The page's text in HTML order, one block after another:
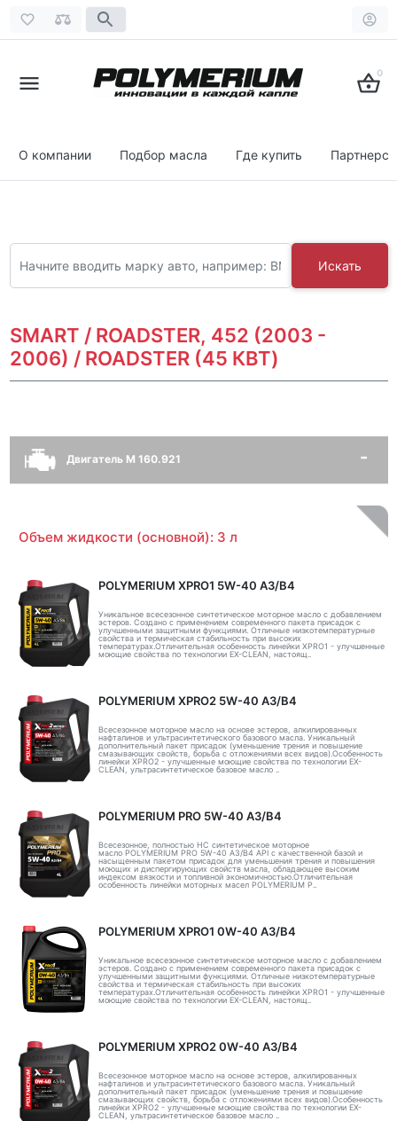
0
О компании Подбор масла Где купить
Искать
SMART / ROADSTER, 452 (2003 -
2006) / ROADSTER (45 КВТ)
Двигатель M 160.921
Объем жидкости (основной): 3 л
POLYMERIUM XPRO1 5W-40 A3/B4
Уникальное всесезонное синтетическое моторное масло с добавлением
эстеров. Создано с применением современного пакета присадок с
улучшенными защитными функциями. Отличные низкотемпературные
свойства и термическая стабильность при высоких
температурах.Отличительная особенность линейки XPRO1 - улучшенные
моющие свойства по технологии EX-CLEAN, настоящ..
POLYMERIUM XPRO2 5W-40 A3/B4
Всесезонное моторное масло на основе эстеров, алкилированных
нафталинов и ультрасинтетического базового масла. Уникальный
дополнительный пакет присадок (уменьшение трения и повышение
смазывающих свойств, борьба с отложениями всех видов).Особенность
линейки XPRO2 - улучшенные моющие свойства по технологии EX-
CLEAN, ультрасинтетическое базовое масло ..
POLYMERIUM PRO 5W-40 A3/B4
Всесезонное, полностью HC синтетическое моторное
масло POLYMERIUM PRO 5W-40 A3/B4 API с качественной базой и
насыщенным пакетом присадок для уменьшения трения и повышения
моющих и диспергирующих свойств масла, обладающее высоким
индексом вязкости и топливной экономичностью.Отличительная
особенность линейки моторных масел POLYMERIUM P..
POLYMERIUM XPRO1 0W-40 A3/B4
Уникальное всесезонное синтетическое моторное масло с добавлением
эстеров. Создано с применением современного пакета присадок с
улучшенными защитными функциями. Отличные низкотемпературные
свойства и термическая стабильность при высоких
температурах.Отличительная особенность линейки XPRO1 - улучшенные
моющие свойства по технологии EX-CLEAN, настоящ..
POLYMERIUM XPRO2 0W-40 A3/B4
Всесезонное моторное масло на основе эстеров, алкилированных
нафталинов и ультрасинтетического базового масла. Уникальный
дополнительный пакет присадок (уменьшение трения и повышение
смазывающих свойств, борьба с отложениями всех видов).Особенность
линейки XPRO2 - улучшенные моющие свойства по технологии EX-
CLEAN, ультрасинтетическое базовое масло ..